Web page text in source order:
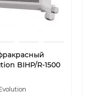
BIHP/R-1500